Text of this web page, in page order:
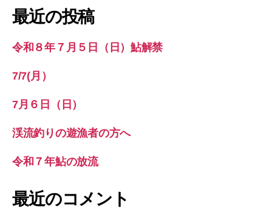
象:
最近の投稿
令和８年７月５日（日）鮎解禁
7/7(月）
7月６日（日）
渓流釣りの遊漁者の方へ
令和７年鮎の放流
最近のコメント